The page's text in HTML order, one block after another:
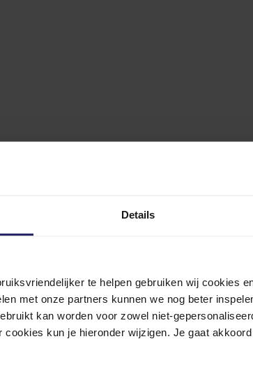
Details
te helpen gebruiken wij cookies
met onze partners kunnen we nog beter
kan worden voor zowel niet-
cookies kun je hieronder wijzigen. Je gaat